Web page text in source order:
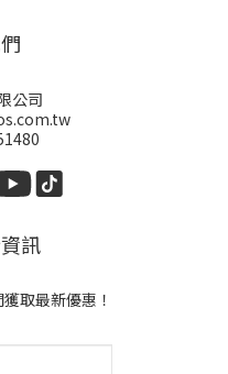
公司
訊
取最新優惠！